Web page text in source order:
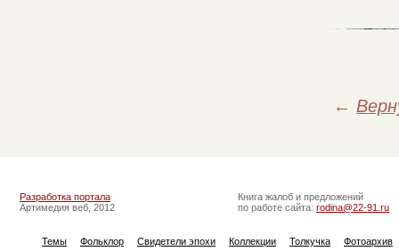
←
Разработка портала
Артимедия веб, 2012
Книга жалоб и предложений
по работе сайта: rodina@22-91.ru
Темы Фольклор Свидетели эпохи Коллекции Толкучка Фотоархив